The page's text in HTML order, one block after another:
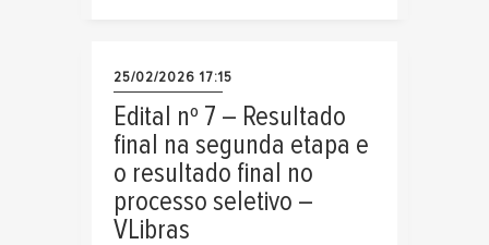
25/02/2026 17:15
Edital nº 7 – Resultado
final na segunda etapa e
o resultado final no
processo seletivo –
VLibras